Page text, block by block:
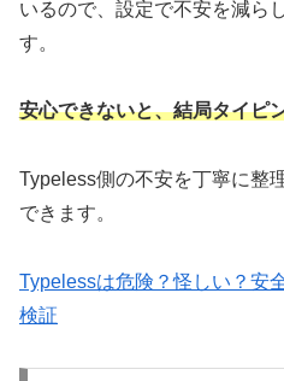
いるので、設定で不安を減ら
す。
安心できないと、結局タイピ
Typeless側の不安を丁寧に整
できます。
Typelessは危険？怪しい？安
検証